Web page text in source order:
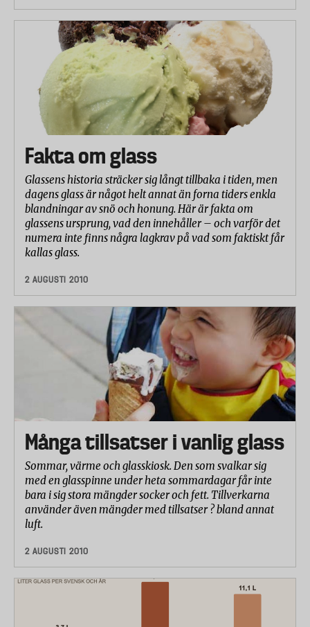
Fakta om glass
Glassens historia sträcker sig långt tillbaka i tiden, men
dagens glass är något helt annat än forna tiders enkla
blandningar av snö och honung. Här är fakta om
glassens ursprung, vad den innehåller – och varför det
numera inte finns några lagkrav på vad som faktiskt får
kallas glass.
2 AUGUSTI 2010
Många tillsatser i vanlig glass
Sommar, värme och glasskiosk. Den som svalkar sig
med en glasspinne under heta sommardagar får inte
bara i sig stora mängder socker och fett. Tillverkarna
använder även mängder med tillsatser ? bland annat
luft.
2 AUGUSTI 2010